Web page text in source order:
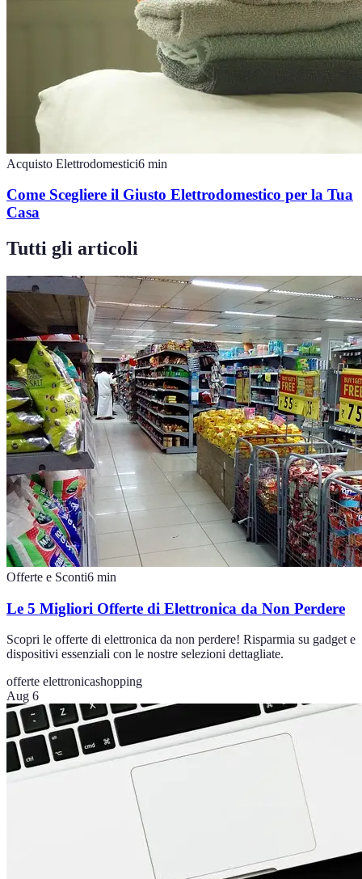
Acquisto Elettrodomestici6 min
Come Scegliere il Giusto Elettrodomestico per la Tua
Casa
Tutti gli articoli
Offerte e Sconti6 min
Le 5 Migliori Offerte di Elettronica da Non Perdere
Scopri le offerte di elettronica da non perdere! Risparmia su gadget e
dispositivi essenziali con le nostre selezioni dettagliate.
offerte elettronicashopping
Aug 6